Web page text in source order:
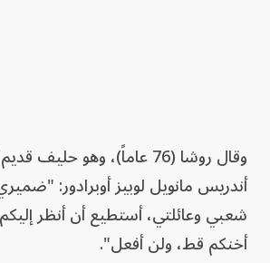
وقال روشا (76 عاماً)، وهو
أندريس مانويل لوبيز أوبرادور:
شعبي وعائلتي، أستطيع أن أنظر
أخنكم قط، ولن أفعل".